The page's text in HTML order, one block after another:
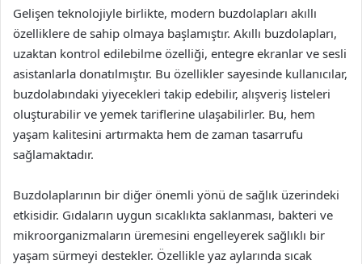
Gelişen teknolojiyle birlikte, modern buzdolapları akıllı
özelliklere de sahip olmaya başlamıştır. Akıllı buzdolapları,
uzaktan kontrol edilebilme özelliği, entegre ekranlar ve sesli
asistanlarla donatılmıştır. Bu özellikler sayesinde kullanıcılar,
buzdolabındaki yiyecekleri takip edebilir, alışveriş listeleri
oluşturabilir ve yemek tariflerine ulaşabilirler. Bu, hem
yaşam kalitesini artırmakta hem de zaman tasarrufu
sağlamaktadır.
Buzdolaplarının bir diğer önemli yönü de sağlık üzerindeki
etkisidir. Gıdaların uygun sıcaklıkta saklanması, bakteri ve
mikroorganizmaların üremesini engelleyerek sağlıklı bir
yaşam sürmeyi destekler. Özellikle yaz aylarında sıcak